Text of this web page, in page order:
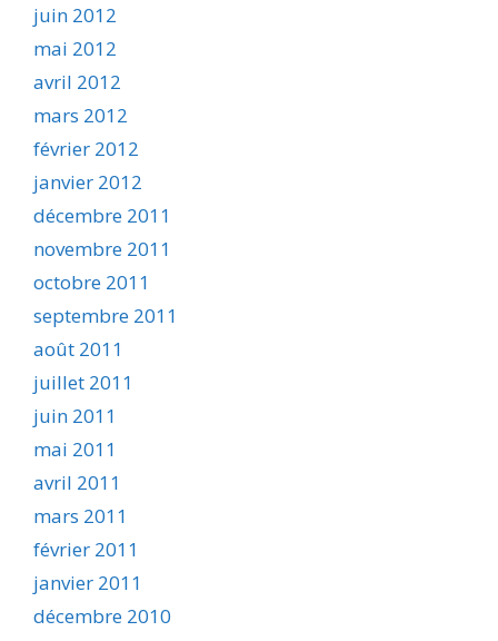
juin 2012
mai 2012
avril 2012
mars 2012
février 2012
janvier 2012
décembre 2011
novembre 2011
octobre 2011
septembre 2011
août 2011
juillet 2011
juin 2011
mai 2011
avril 2011
mars 2011
février 2011
janvier 2011
décembre 2010